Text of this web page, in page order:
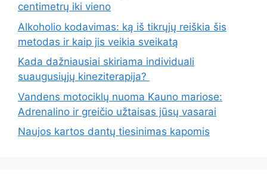
centimetrų iki vieno
Alkoholio kodavimas: ką iš tikrųjų reiškia šis
metodas ir kaip jis veikia sveikatą
Kada dažniausiai skiriama individuali
suaugusiųjų kineziterapija?
Vandens motociklų nuoma Kauno mariose:
Adrenalino ir greičio užtaisas jūsų vasarai
Naujos kartos dantų tiesinimas kapomis